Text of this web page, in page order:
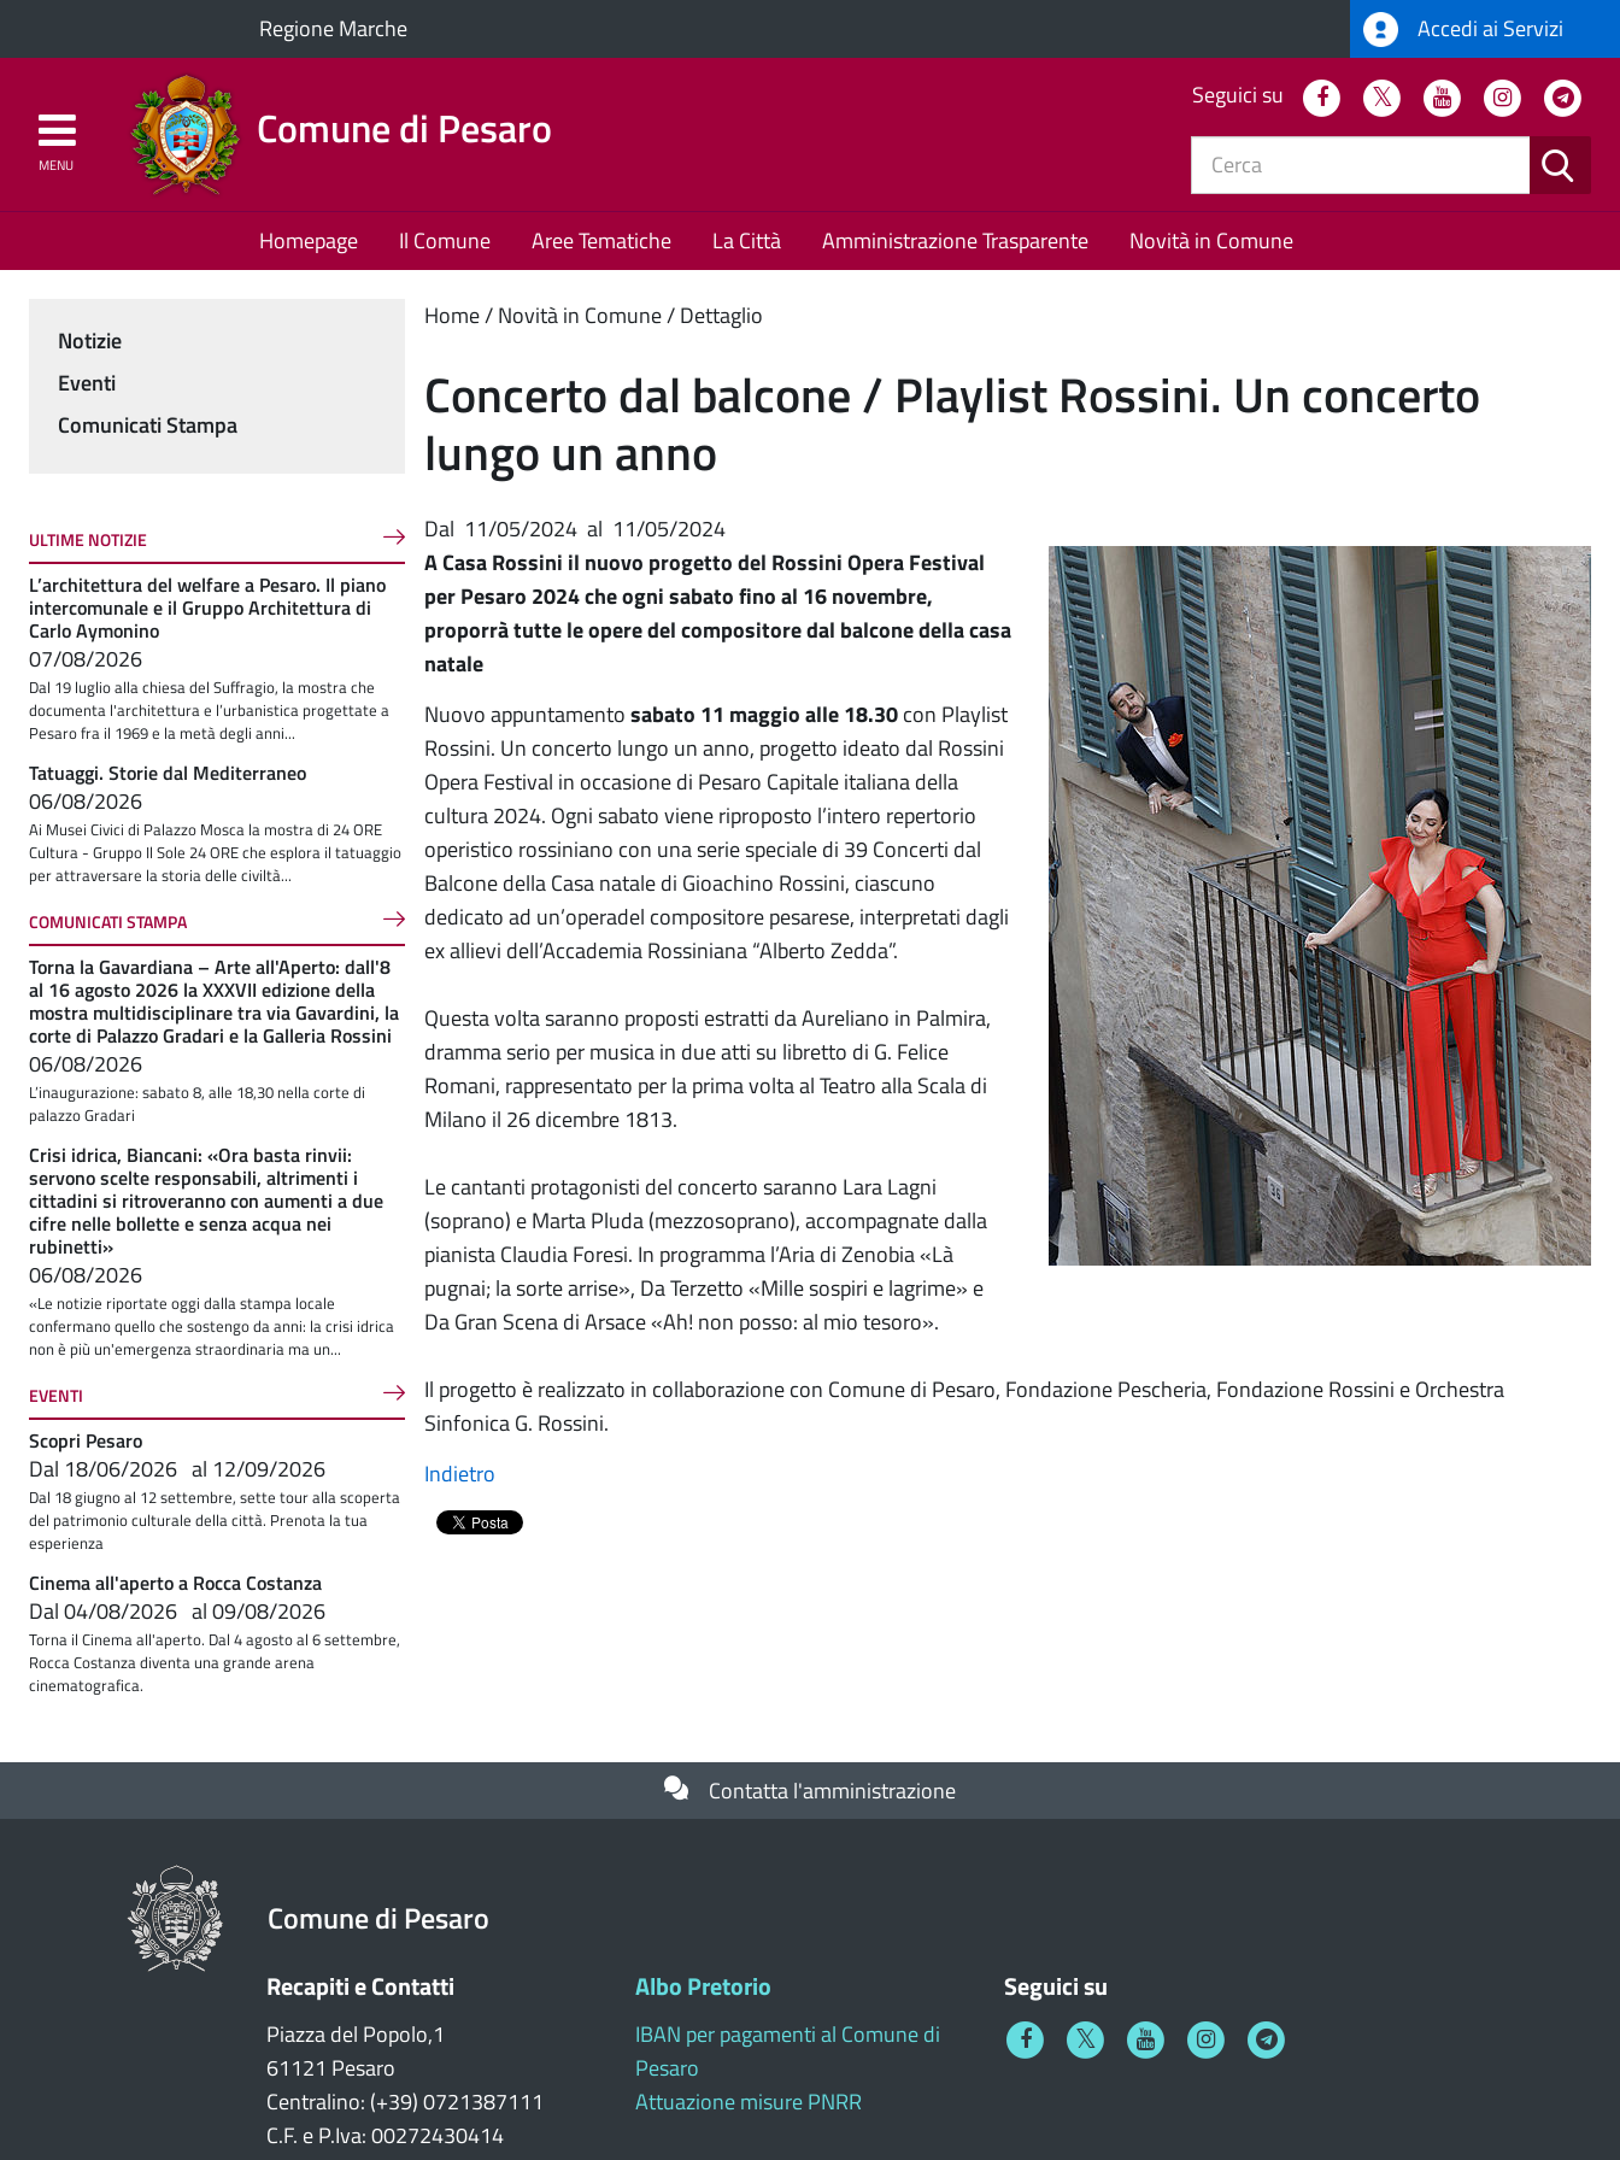
Regione Marche Accedi ai Servizi
Comune di Pesaro
Seguici su FacebookTwitter Youtube Instagram
MENU
Homepage Il Comune Aree Tematiche La Città Amministrazione Trasparente Novità in Comune
Contenuto
principale
Home Novità in Comune Dettaglio
Concerto dal balcone / Playlist Rossini. Un concerto
lungo un anno
Dal 11/05/2024 al 11/05/2024
A Casa Rossini il nuovo progetto del Rossini Opera Festival
per Pesaro 2024 che ogni sabato fino al 16 novembre,
proporrà tutte le opere del compositore dal balcone della casa
natale
Nuovo appuntamentosabato 11 maggio alle 18.30con Playlist
Rossini. Un concerto lungo un anno, progetto ideato dal Rossini
Opera Festival in occasione di Pesaro Capitale italiana della
cultura 2024. Ogni sabato viene riproposto l’intero repertorio
operistico rossiniano con una serie speciale di 39 Concerti dal
Balcone della Casa natale di Gioachino Rossini, ciascuno
dedicato ad un’operadel compositore pesarese, interpretati dagli
ex allievi dell’Accademia Rossiniana “Alberto Zedda”.
Questa volta saranno proposti estratti da Aureliano in Palmira,
dramma serio per musica in due atti su libretto di G. Felice
Romani, rappresentato per la prima volta al Teatro alla Scala di
Milano il 26 dicembre 1813.
Le cantanti protagonisti del concerto saranno Lara Lagni
(soprano) e Marta Pluda (mezzosoprano), accompagnate dalla
pianista Claudia Foresi. In programma l’Aria di Zenobia «Là
pugnai; la sorte arrise», Da Terzetto «Mille sospiri e lagrime» e
Da Gran Scena di Arsace «Ah! non posso: al mio tesoro».
Il progetto è realizzato in collaborazione con Comune di Pesaro, Fondazione Pescheria, Fondazione Rossini e Orchestra
Sinfonica G. Rossini.
Indietro
Menu
Notizie
Eventi
Comunicati Stampa
ULTIME NOTIZIE
L’architettura del welfare a Pesaro. Il piano
intercomunale e il Gruppo Architettura di
Carlo Aymonino
07/08/2026
Dal 19 luglio alla chiesa del Suffragio, la mostra che
documenta l'architettura e l’urbanistica progettate a
Pesaro fra il 1969 e la metà degli anni...
Tatuaggi. Storie dal Mediterraneo
06/08/2026
Ai Musei Civici di Palazzo Mosca la mostra di 24 ORE
Cultura - Gruppo Il Sole 24 ORE che esplora il tatuaggio
per attraversare la storia delle civiltà...
COMUNICATI STAMPA
Torna la Gavardiana – Arte all'Aperto: dall'8
al 16 agosto 2026 la XXXVII edizione della
mostra multidisciplinare tra via Gavardini, la
corte di Palazzo Gradari e la Galleria Rossini
06/08/2026
L’inaugurazione: sabato 8, alle 18,30 nella corte di
palazzo Gradari
Crisi idrica, Biancani: «Ora basta rinvii:
servono scelte responsabili, altrimenti i
cittadini si ritroveranno con aumenti a due
cifre nelle bollette e senza acqua nei
rubinetti»
06/08/2026
«Le notizie riportate oggi dalla stampa locale
confermano quello che sostengo da anni: la crisi idrica
non è più un'emergenza straordinaria ma un...
EVENTI
Scopri Pesaro
Dal 18/06/2026 al 12/09/2026
Dal 18 giugno al 12 settembre, sette tour alla scoperta
del patrimonio culturale della città. Prenota la tua
esperienza
Cinema all'aperto a Rocca Costanza
Dal04/08/2026 al09/08/2026
Torna il Cinema all'aperto. Dal 4 agosto al 6 settembre,
Rocca Costanza diventa una grande arena
cinematografica.
Contatta l'amministrazione
Comune di Pesaro
Recapiti e Contatti
Piazza del Popolo,1
61121 Pesaro
Centralino: (+39) 0721387111
C.F. e P.Iva: 00272430414
Albo Pretorio
IBAN per pagamenti al Comune di
Pesaro
Attuazione misure PNRR
Seguici su
FacebookTwitter YoutubeInstagramTelegram